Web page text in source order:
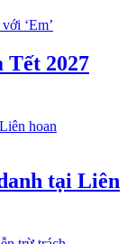
2027
tại Liên